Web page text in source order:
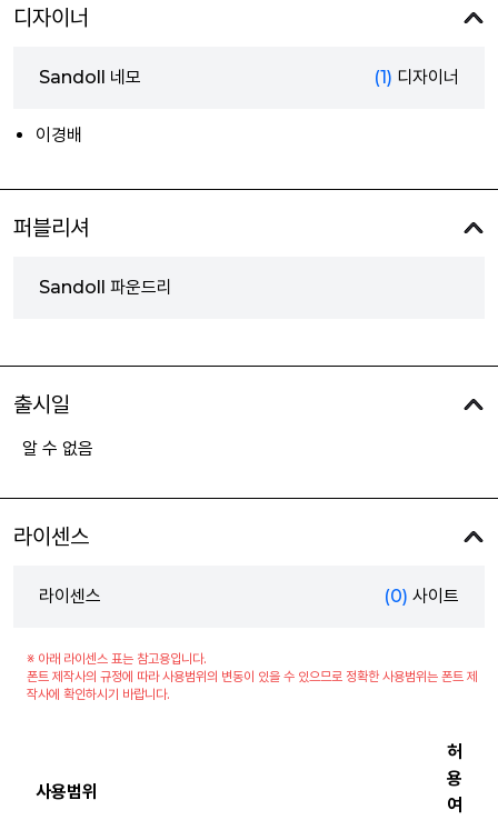
디자이너
Sandoll 네모 (1) 디자이너
이경배
퍼블리셔
Sandoll 파운드리
출시일
알 수 없음
라이센스
라이센스 (0) 사이트
※ 아래 라이센스 표는 참고용입니다.
폰트 제작사의 규정에 따라 사용범위의 변동이 있을 수 있으므로 정확한 사용범위는 폰트 제
작사에 확인하시기 바랍니다.
사용범위
허
용
여